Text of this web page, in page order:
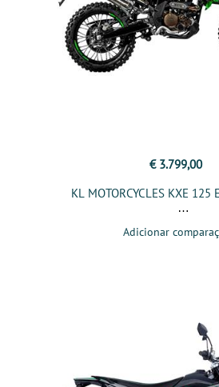
€ 3.799,00
KL MOTORCYCLES KXE 125
Adicionar